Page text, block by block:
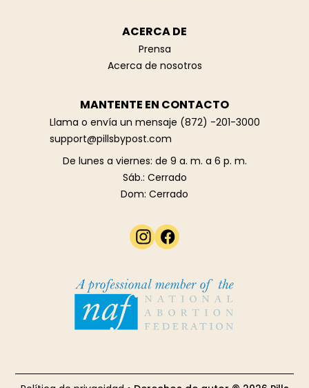
ACERCA DE
Prensa
Acerca de nosotros
MANTENTE EN CONTACTO
Llama o envía un mensaje (872) -201-3000
support@pillsbypost.com
De lunes a viernes: de 9 a. m. a 6 p. m.
Sáb.: Cerrado
Dom: Cerrado